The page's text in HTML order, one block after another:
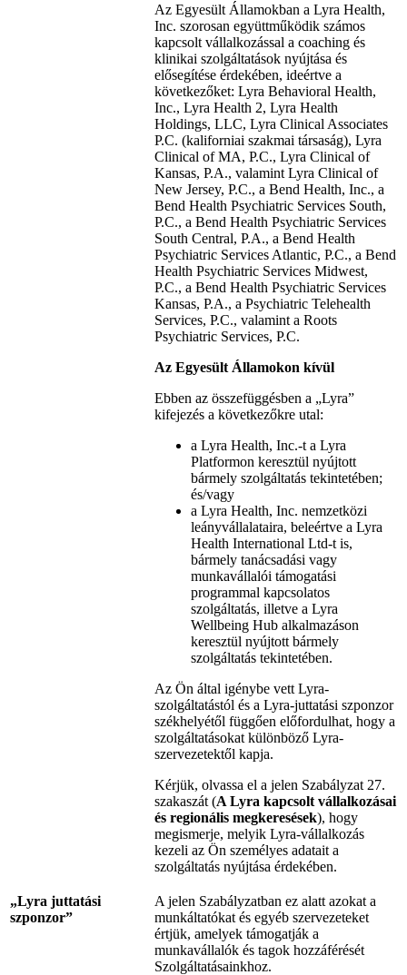
Az Egyesült Államokban a Lyra Health,
Inc. szorosan együttműködik számos
kapcsolt vállalkozással a coaching és
klinikai szolgáltatások nyújtása és
elősegítése érdekében, ideértve a
következőket: Lyra Behavioral Health,
Inc., Lyra Health 2, Lyra Health
Holdings, LLC, Lyra Clinical Associates
P.C. (kaliforniai szakmai társaság), Lyra
Clinical of MA, P.C., Lyra Clinical of
Kansas, P.A., valamint Lyra Clinical of
New Jersey, P.C., a Bend Health, Inc., a
Bend Health Psychiatric Services South,
P.C., a Bend Health Psychiatric Services
South Central, P.A., a Bend Health
Psychiatric Services Atlantic, P.C., a Bend
Health Psychiatric Services Midwest,
P.C., a Bend Health Psychiatric Services
Kansas, P.A., a Psychiatric Telehealth
Services, P.C., valamint a Roots
Psychiatric Services, P.C.
Az Egyesült Államokon kívül
Ebben az összefüggésben a „Lyra”
kifejezés a következőkre utal:
a Lyra Health, Inc.-t a Lyra
Platformon keresztül nyújtott
bármely szolgáltatás tekintetében;
és/vagy
a Lyra Health, Inc. nemzetközi
leányvállalataira, beleértve a Lyra
Health International Ltd-t is,
bármely tanácsadási vagy
munkavállalói támogatási
programmal kapcsolatos
szolgáltatás, illetve a Lyra
Wellbeing Hub alkalmazáson
keresztül nyújtott bármely
szolgáltatás tekintetében.
Az Ön által igénybe vett Lyra-
szolgáltatástól és a Lyra-juttatási szponzor
székhelyétől függően előfordulhat, hogy a
szolgáltatásokat különböző Lyra-
szervezetektől kapja.
Kérjük, olvassa el a jelen Szabályzat 27.
szakaszát (A Lyra kapcsolt vállalkozásai
és regionális megkeresések), hogy
megismerje, melyik Lyra-vállalkozás
kezeli az Ön személyes adatait a
szolgáltatás nyújtása érdekében.
„Lyra juttatási
szponzor”
A jelen Szabályzatban ez alatt azokat a
munkáltatókat és egyéb szervezeteket
értjük, amelyek támogatják a
munkavállalók és tagok hozzáférését
Szolgáltatásainkhoz.